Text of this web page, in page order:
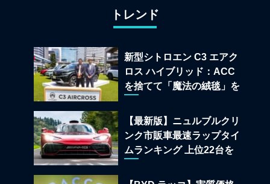
トレンド
新型シトロエン C3 エアク
ロス ハイブリッド：ACC
を捨てて「魔法の絨毯」を
児
【最新版】ニュルブルクリ
ンク市販車最速ラップタイ
ムランキング 上位22台を